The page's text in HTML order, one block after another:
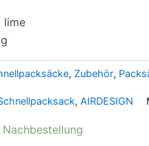
lime
, Zubehör,
, AIRDESIGN